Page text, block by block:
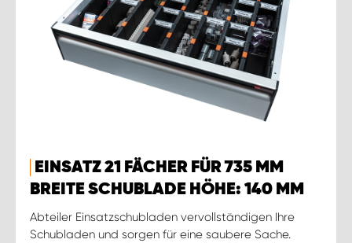
EINSATZ 21 FÄCHER FÜR 735 MM
BREITE SCHUBLADE HÖHE: 140 MM
Abteiler Einsatzschubladen vervollständigen Ihre
Schubladen und sorgen für eine saubere Sache.